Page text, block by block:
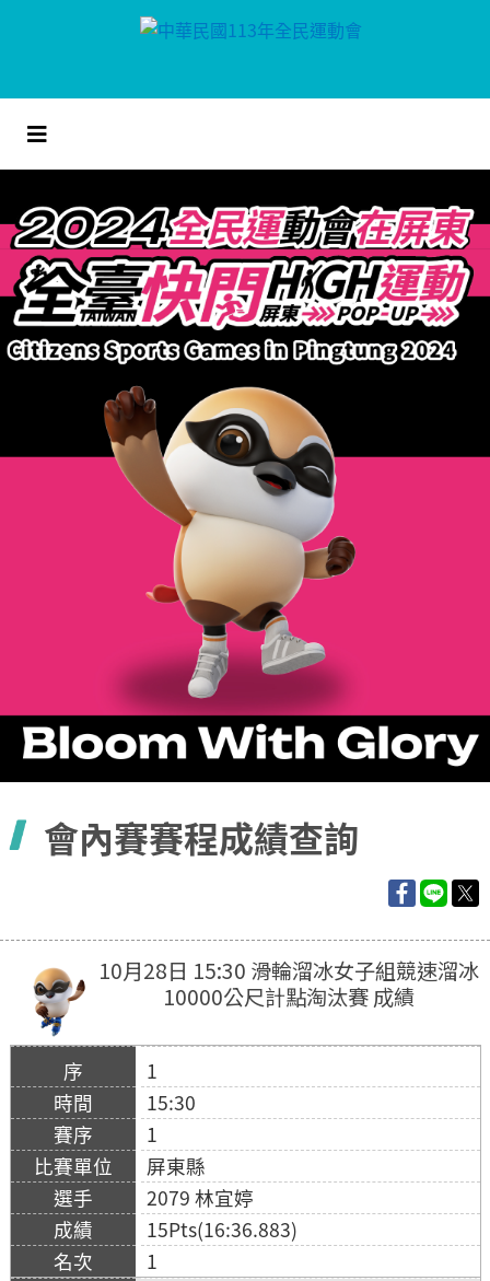
主
要
內
會內賽賽程成績查詢
10月28日 15:30 滑輪溜冰女子組競速溜冰
10000公尺計點淘汰賽 成績
1
15:30
1
屏東縣
2079 林宜婷
15Pts(16:36.883)
1